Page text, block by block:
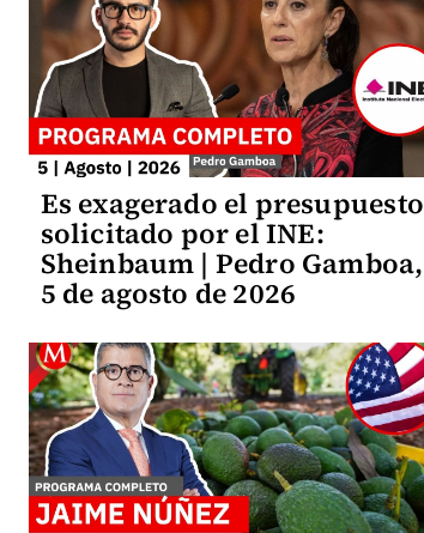
Es exagerado el presupuesto
solicitado por el INE:
Sheinbaum | Pedro Gamboa,
5 de agosto de 2026